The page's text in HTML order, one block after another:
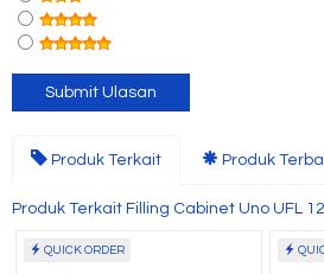
Produk Terkait Produk
Produk Terkait Filling Cabinet Uno UFL
QUICK ORDER